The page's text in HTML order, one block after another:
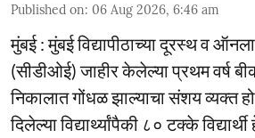
Published on: 06 Aug 2026, 6:46 am
मुंबई : मुंबई विद्यापीठाच्या दूरस्थ व
(सीडीओई) जाहीर केलेल्या प्रथम वर्ष
निकालात गोंधळ झाल्याचा संशय व्यक्त
दिलेल्या विद्यार्थ्यांपैकी ८० टक्के